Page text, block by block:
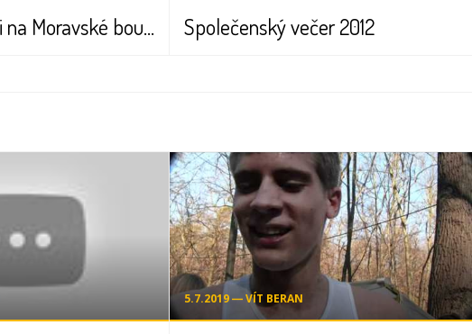
Nejmenší lyžaři na Moravské boudě Společenský večer 2012
5.7.2019 ― VÍT BERAN